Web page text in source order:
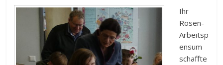
Ihr
Rosen-
Arbeitsp
ensum
schaffte